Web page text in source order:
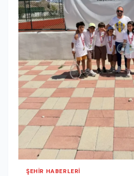
ŞEHIR HABERLERI